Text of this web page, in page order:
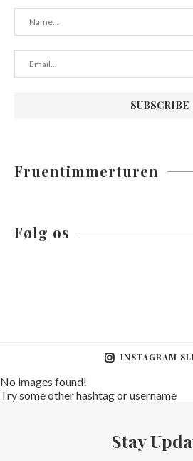
Fruentimmerturen
Følg os
INSTAGRAM
No images found!
Try some other hashtag or username
Stay